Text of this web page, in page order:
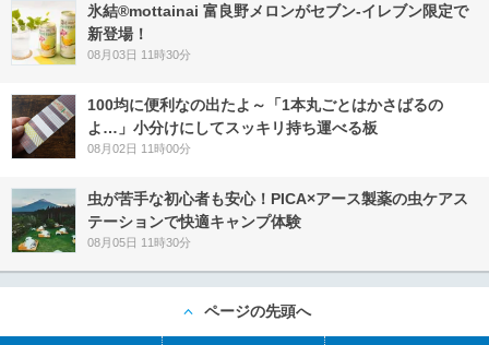
氷結®mottainai 富良野メロンがセブン‐イレブン限定で
新登場！
08月03日 11時30分
100均に便利なの出たよ～「1本丸ごとはかさばるの
よ…」小分けにしてスッキリ持ち運べる板
08月02日 11時00分
虫が苦手な初心者も安心！PICA×アース製薬の虫ケアス
テーションで快適キャンプ体験
08月05日 11時30分
ページの先頭へ